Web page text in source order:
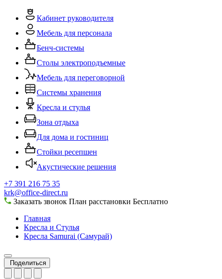
Кабинет руководителя
Мебель для персонала
Бенч-системы
Столы электроподъемные
Мебель для переговорной
Системы хранения
Кресла и стулья
Зона отдыха
Для дома и гостиниц
Стойки ресепшен
Акустические решения
+7 391 216 75 35
krk@office-direct.ru
Заказать звонок План расстановки Бесплатно
Главная
Кресла и Стулья
Кресла Samurai (Самурай)
Поделиться